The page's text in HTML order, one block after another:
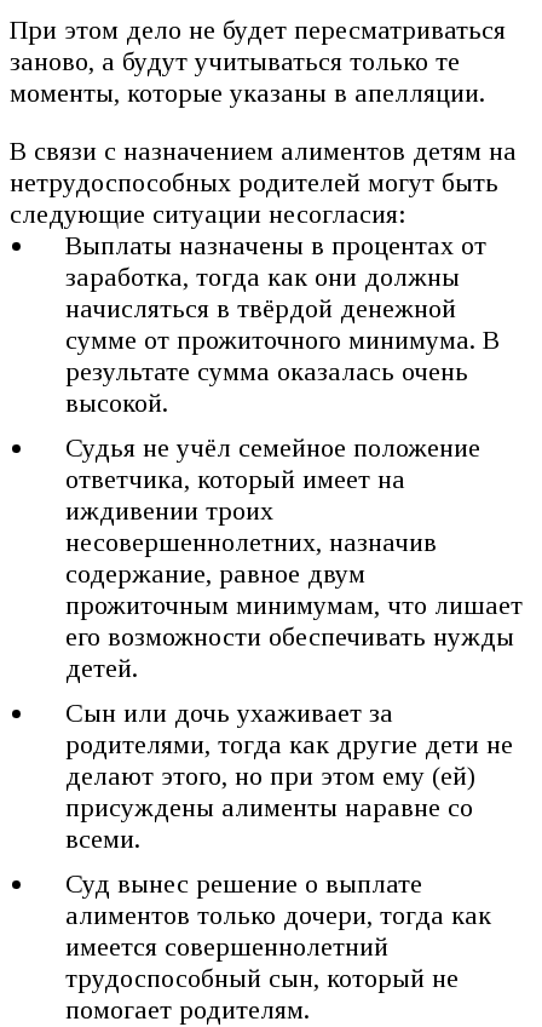
При этом дело не будет пересматриваться
заново, а будут учитываться только те
моменты, которые указаны в апелляции.
В связи с назначением алиментов детям на
нетрудоспособных родителей могут быть
следующие ситуации несогласия:
Выплаты назначены в процентах от
заработка, тогда как они должны
начисляться в твёрдой денежной
сумме от прожиточного минимума. В
результате сумма оказалась очень
высокой.
Судья не учёл семейное положение
ответчика, который имеет на
иждивении троих
несовершеннолетних, назначив
содержание, равное двум
прожиточным минимумам, что лишает
его возможности обеспечивать нужды
детей.
Сын или дочь ухаживает за
родителями, тогда как другие дети не
делают этого, но при этом ему (ей)
присуждены алименты наравне со
всеми.
Суд вынес решение о выплате
алиментов только дочери, тогда как
имеется совершеннолетний
трудоспособный сын, который не
помогает родителям.